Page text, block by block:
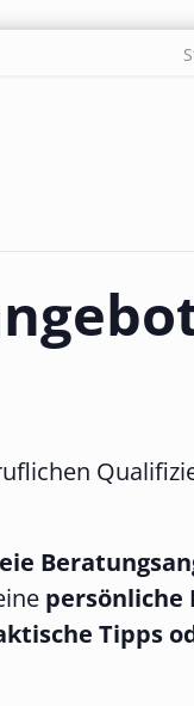
persönliche
Tipps